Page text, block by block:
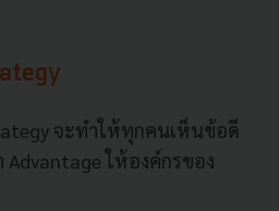
จะทำให้ทุกคนเห็นข้อดี
ให้องค์กรของ